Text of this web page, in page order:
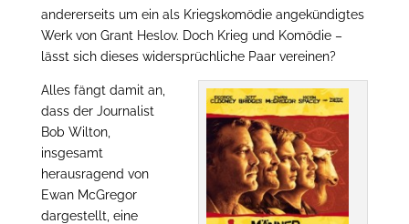
andererseits um ein als Kriegskomödie angekündigtes
Werk von Grant Heslov. Doch Krieg und Komödie –
lässt sich dieses widersprüchliche Paar vereinen?
Alles fängt damit an,
dass der Journalist
Bob Wilton,
insgesamt
herausragend von
Ewan McGregor
dargestellt, eine